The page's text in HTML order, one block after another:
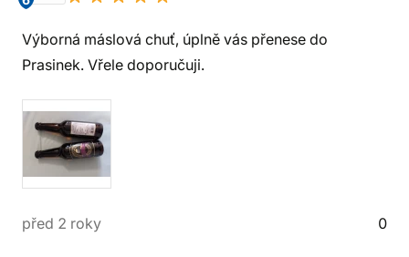
Výborná máslová chuť, úplně vás přenese do
Prasinek. Vřele doporučuji.
před 2 roky 0